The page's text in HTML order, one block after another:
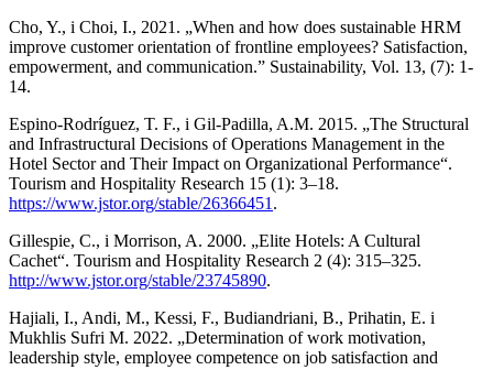
Cho, Y., i Choi, I., 2021. „When and how does sustainable HRM
improve customer orientation of frontline employees? Satisfaction,
empowerment, and communication.” Sustainability, Vol. 13, (7): 1-
14.
Espino-Rodríguez, T. F., i Gil-Padilla, A.M. 2015. „The Structural
and Infrastructural Decisions of Operations Management in the
Hotel Sector and Their Impact on Organizational Performance“.
Tourism and Hospitality Research 15 (1): 3–18.
https://www.jstor.org/stable/26366451 .
Gillespie, C., i Morrison, A. 2000. „Elite Hotels: A Cultural
Cachet“. Tourism and Hospitality Research 2 (4): 315–325.
http://www.jstor.org/stable/23745890.
Hajiali, I., Andi, M., Kessi, F., Budiandriani, B., Prihatin, E. i
Mukhlis Sufri M. 2022. „Determination of work motivation,
leadership style, employee competence on job satisfaction and